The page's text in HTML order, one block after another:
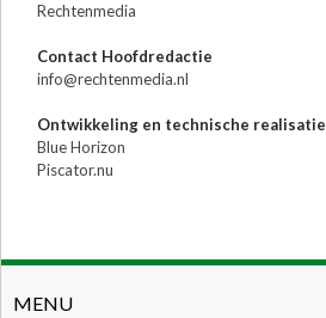
Rechtenmedia
Contact Hoofdredactie
info@rechtenmedia.nl
Ontwikkeling en technische realisatie
Blue Horizon
Piscator.nu
MENU